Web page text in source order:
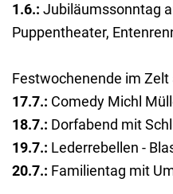
1.6.: Jubiläumssonntag
Puppentheater,
Festwochenende im Zelt
17.7.: Comedy Michl
18.7.: Dorfabend mit
19.7.: Lederrebellen -
20.7.: Familientag mit